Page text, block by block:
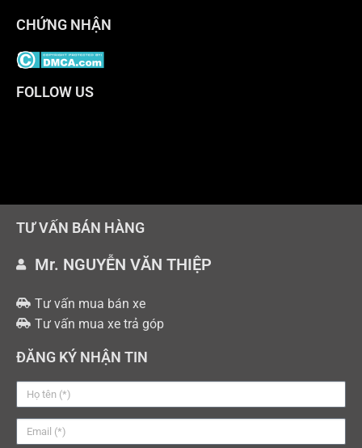
CHỨNG NHẬN
FOLLOW US
TƯ VẤN BÁN HÀNG
Mr. NGUYỄN VĂN THIỆP
Tư vấn mua bán xe
Tư vấn mua xe trả góp
ĐĂNG KÝ NHẬN TIN